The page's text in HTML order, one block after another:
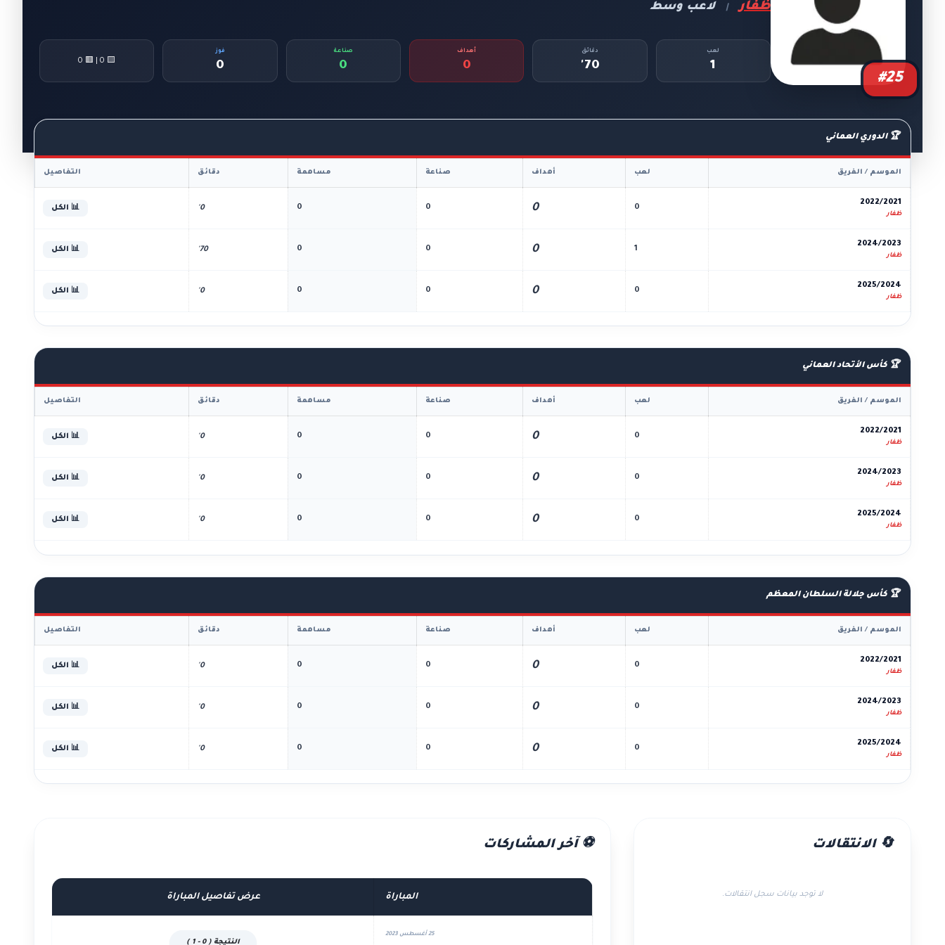
#25
ظفار | لاعب وسط
لعب
1
دقائق
70'
أهداف
0
صناعة
0
فوز
0
🟨 0 | 🟥 0
🏆 الدوري العماني
الموسم / الفريق لعب أهداف صناعة مساهمة دقائق التفاصيل
2022/2021
ظفار
0
0
0
0
0' 📊 الكل
2024/2023
ظفار
1
0
0
0
70' 📊 الكل
2025/2024
ظفار
0
0
0
0
0' 📊 الكل
🏆 كأس الأتحاد العماني
الموسم / الفريق لعب أهداف صناعة مساهمة دقائق التفاصيل
2022/2021
ظفار
0
0
0
0
0' 📊 الكل
2024/2023
ظفار
0
0
0
0
0' 📊 الكل
2025/2024
ظفار
0
0
0
0
0' 📊 الكل
🏆 كأس جلالة السلطان المعظم
الموسم / الفريق لعب أهداف صناعة مساهمة دقائق التفاصيل
2022/2021
ظفار
0
0
0
0
0' 📊 الكل
2024/2023
ظفار
0
0
0
0
0' 📊 الكل
2025/2024
ظفار
0
0
0
0
0' 📊 الكل
🔄 الانتقالات
لا توجد بيانات سجل انتقالات.
⚽ آخر المشاركات
المباراة عرض تفاصيل المباراة
25 أغسطس 2023
النتيجة ( 0 - 1 )